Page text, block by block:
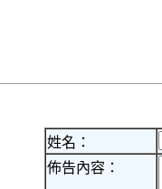
姓名：
佈告內容：